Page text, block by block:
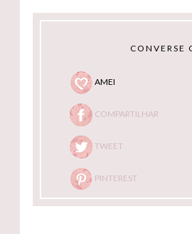
CONVERSE
AMEI
COMPARTILHAR
TWEET
PINTEREST